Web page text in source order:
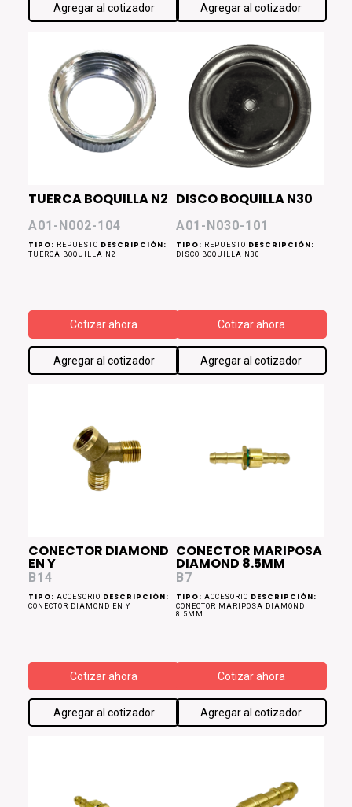
Agregar al cotizador Agregar al cotizador
TUERCA BOQUILLA N2
A01-N002-104
TIPO: REPUESTO DESCRIPCIÓN:
TUERCA BOQUILLA N2
Cotizar ahora
Agregar al cotizador
DISCO BOQUILLA N30
A01-N030-101
TIPO: REPUESTO DESCRIPCIÓN:
DISCO BOQUILLA N30
Cotizar ahora
Agregar al cotizador
CONECTOR DIAMOND
EN Y
B14
TIPO: ACCESORIO DESCRIPCIÓN:
CONECTOR DIAMOND EN Y
Cotizar ahora
Agregar al cotizador
CONECTOR MARIPOSA
DIAMOND 8.5MM
B7
TIPO: ACCESORIO DESCRIPCIÓN:
CONECTOR MARIPOSA DIAMOND
8.5MM
Cotizar ahora
Agregar al cotizador